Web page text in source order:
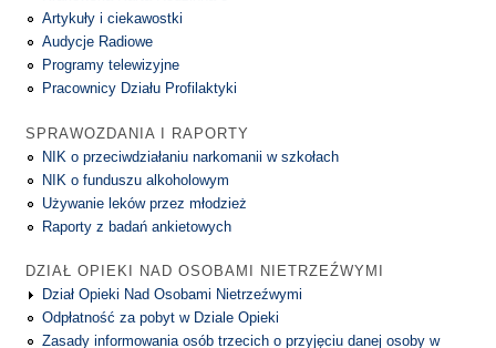
Artykuły i ciekawostki
Audycje Radiowe
Programy telewizyjne
Pracownicy Działu Profilaktyki
SPRAWOZDANIA I RAPORTY
NIK o przeciwdziałaniu narkomanii w szkołach
NIK o funduszu alkoholowym
Używanie leków przez młodzież
Raporty z badań ankietowych
DZIAŁ OPIEKI NAD OSOBAMI NIETRZEŹWYMI
Dział Opieki Nad Osobami Nietrzeźwymi
Odpłatność za pobyt w Dziale Opieki
Zasady informowania osób trzecich o przyjęciu danej osoby w